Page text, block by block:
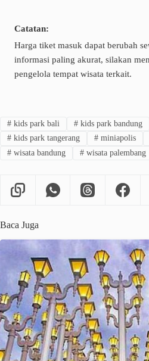
Catatan:
Harga tiket masuk dapat berubah
informasi paling akurat, silakan
pengelola tempat wisata terkait.
#kids park bali #kids park bandung
#kids park tangerang #miniapolis
#wisata bandung #wisata palembang
Baca Juga